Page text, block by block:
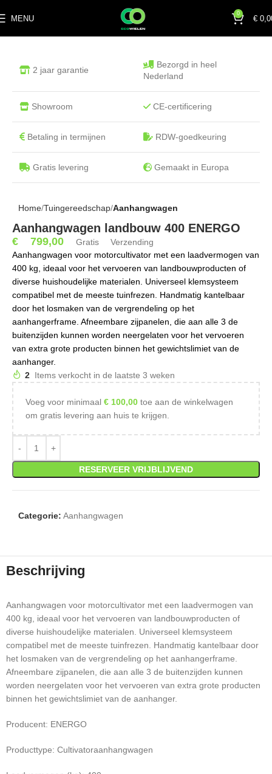
MENU
0
€
2 jaar garantie
Bezorgd in heel
Nederland
Showroom CE-certificering
Betaling in termijnen RDW-goedkeuring
Gratis levering Gemaakt in Europa
Home Tuingereedschap Aanhangwagen
Aanhangwagen landbouw 400 ENERGO
€ 799,00
Gratis Verzending
Aanhangwagen voor motorcultivator met een laadvermogen van
400 kg, ideaal voor het vervoeren van landbouwproducten of
diverse huishoudelijke materialen. Universeel klemsysteem
compatibel met de meeste tuinfrezen. Handmatig kantelbaar
door het losmaken van de vergrendeling op het
aanhangerframe. Afneembare zijpanelen, die aan alle 3 de
buitenzijden kunnen worden neergelaten voor het vervoeren
van extra grote producten binnen het gewichtslimiet van de
aanhanger.
2 Items verkocht in de laatste 3 weken
Voeg voor minimaal € 100,00 toe aan de winkelwagen
om gratis levering aan huis te krijgen.
RESERVEER VRIJBLIJVEND
Categorie: Aanhangwagen
Beschrijving
Aanhangwagen voor motorcultivator met een laadvermogen van
400 kg, ideaal voor het vervoeren van landbouwproducten of
diverse huishoudelijke materialen. Universeel klemsysteem
compatibel met de meeste tuinfrezen. Handmatig kantelbaar door
het losmaken van de vergrendeling op het aanhangerframe.
Afneembare zijpanelen, die aan alle 3 de buitenzijden kunnen
worden neergelaten voor het vervoeren van extra grote producten
binnen het gewichtslimiet van de aanhanger.
Producent: ENERGO
Producttype: Cultivatoraanhangwagen